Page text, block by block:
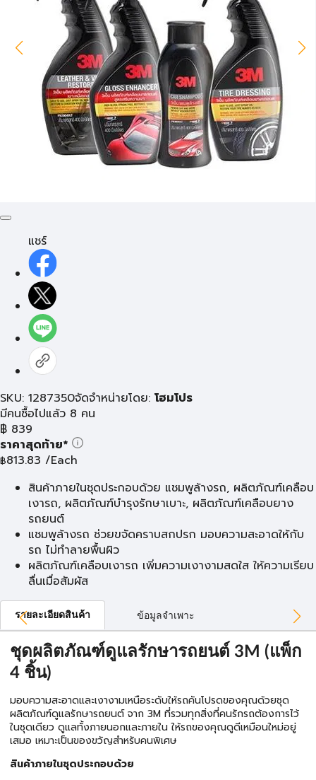
แชร์
SKU: 1287350จัดจำหน่ายโดย: โฮมโปร
มีคนซื้อไปแล้ว 8 คน
฿ 839
ราคาสุดท้าย*
฿813.83 /Each
สินค้าภายในชุดประกอบด้วย แชมพูล้างรถ, ผลิตภัณฑ์เคลือบ
เงารถ, ผลิตภัณฑ์บำรุงรักษาเบาะ, ผลิตภัณฑ์เคลือบยาง
รถยนต์
แชมพูล้างรถ ช่วยขจัดคราบสกปรก มอบความสะอาดให้กับ
รถ ไม่ทำลายพื้นผิว
ผลิตภัณฑ์เคลือบเงารถ เพิ่มความเงางามสดใส ให้ความเรียบ
ลื่นเมื่อสัมผัส
รายละเอียดสินค้า ข้อมูลจำเพาะ
ชุดผลิตภัณฑ์ดูแลรักษารถยนต์ 3M (แพ็ก
4 ชิ้น)
มอบความสะอาดและเงางามเหนือระดับให้รถคันโปรดของคุณด้วยชุด
ผลิตภัณฑ์ดูแลรักษารถยนต์ จาก 3M ที่รวมทุกสิ่งที่คนรักรถต้องการไว้
ในชุดเดียว ดูแลทั้งภายนอกและภายใน ให้รถของคุณดูดีเหมือนใหม่อยู่
เสมอ เหมาะเป็นของขวัญสำหรับคนพิเศษ
สินค้าภายในชุดประกอบด้วย